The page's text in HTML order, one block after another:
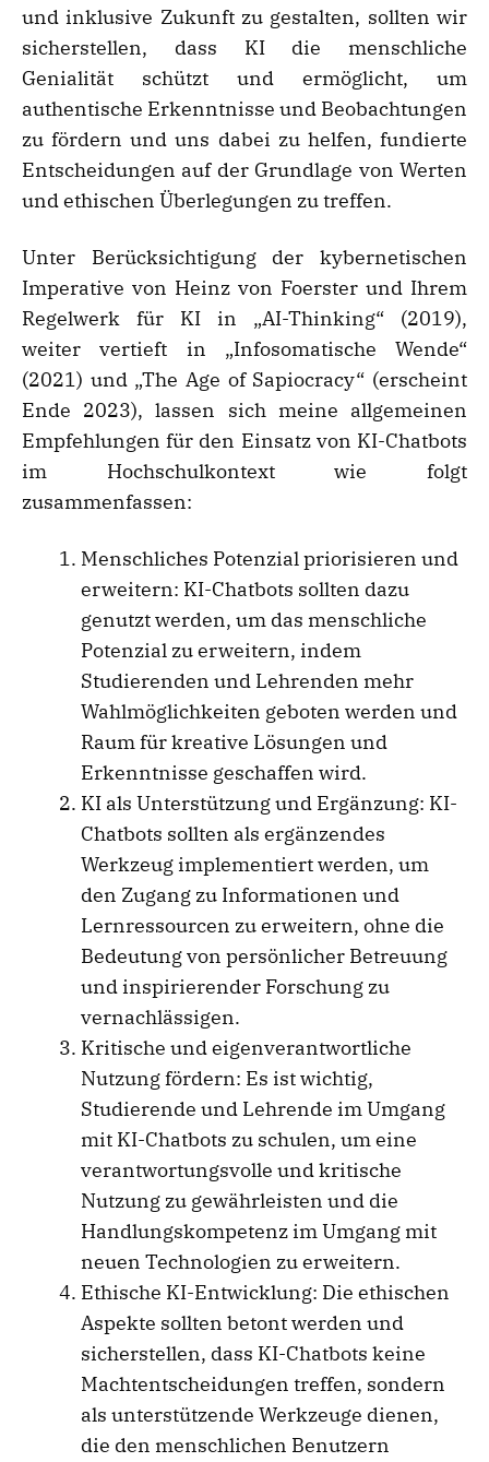
und inklusive Zukunft zu gestalten, sollten wir
sicherstellen, dass KI die menschliche
Genialität schützt und ermöglicht, um
authentische Erkenntnisse und Beobachtungen
zu fördern und uns dabei zu helfen, fundierte
Entscheidungen auf der Grundlage von Werten
und ethischen Überlegungen zu treffen.
Unter Berücksichtigung der kybernetischen
Imperative von Heinz von Foerster und Ihrem
Regelwerk für KI in „AI-Thinking“ (2019),
weiter vertieft in „Infosomatische Wende“
(2021) und „The Age of Sapiocracy“ (erscheint
Ende 2023), lassen sich meine allgemeinen
Empfehlungen für den Einsatz von KI-Chatbots
im Hochschulkontext wie folgt
zusammenfassen:
Menschliches Potenzial priorisieren und
erweitern: KI-Chatbots sollten dazu
genutzt werden, um das menschliche
Potenzial zu erweitern, indem
Studierenden und Lehrenden mehr
Wahlmöglichkeiten geboten werden und
Raum für kreative Lösungen und
Erkenntnisse geschaffen wird.
KI als Unterstützung und Ergänzung: KI-
Chatbots sollten als ergänzendes
Werkzeug implementiert werden, um
den Zugang zu Informationen und
Lernressourcen zu erweitern, ohne die
Bedeutung von persönlicher Betreuung
und inspirierender Forschung zu
vernachlässigen.
Kritische und eigenverantwortliche
Nutzung fördern: Es ist wichtig,
Studierende und Lehrende im Umgang
mit KI-Chatbots zu schulen, um eine
verantwortungsvolle und kritische
Nutzung zu gewährleisten und die
Handlungskompetenz im Umgang mit
neuen Technologien zu erweitern.
Ethische KI-Entwicklung: Die ethischen
Aspekte sollten betont werden und
sicherstellen, dass KI-Chatbots keine
Machtentscheidungen treffen, sondern
als unterstützende Werkzeuge dienen,
die den menschlichen Benutzern